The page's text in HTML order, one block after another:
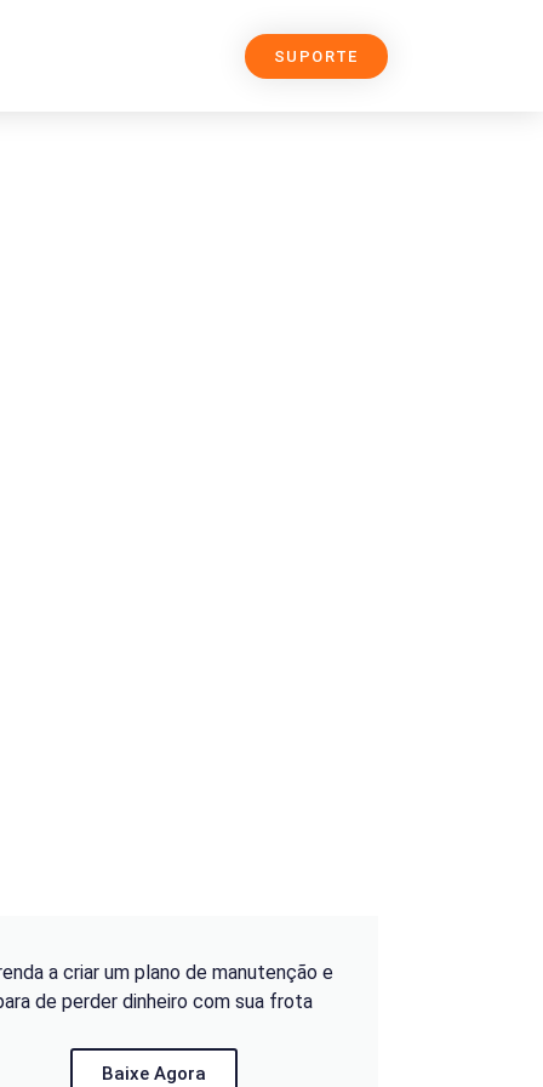
SUPORTE
a criar um plano de manutenção e
de perder dinheiro com sua frota
Baixe Agora